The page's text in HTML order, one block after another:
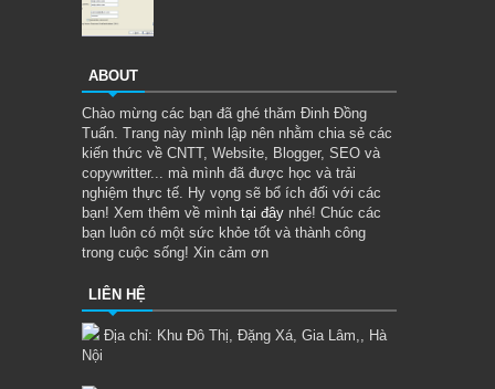
ABOUT
Chào mừng các bạn đã ghé thăm Đinh Đồng
Tuấn. Trang này mình lập nên nhằm chia sẻ các
kiến thức về CNTT, Website, Blogger, SEO và
copywritter... mà mình đã được học và trải
nghiệm thực tế. Hy vọng sẽ bổ ích đối với các
bạn! Xem thêm về mình tại đây nhé! Chúc các
bạn luôn có một sức khỏe tốt và thành công
trong cuộc sống! Xin cảm ơn
LIÊN HỆ
Địa chỉ: Khu Đô Thị, Đặng Xá, Gia Lâm,, Hà
Nội